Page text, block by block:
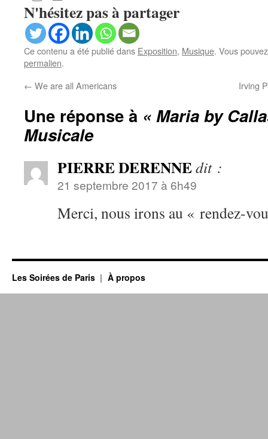
N'hésitez pas à partager
Ce contenu a été publié dans Exposition, Musique. Vous
permalien.
← We are all Americans Irving
Une réponse à « Maria by
Musicale
PIERRE DERENNEdit :
21 septembre 2017 à 6h49
Merci, nous irons au « rendez-
Les Soirées de Paris À propos